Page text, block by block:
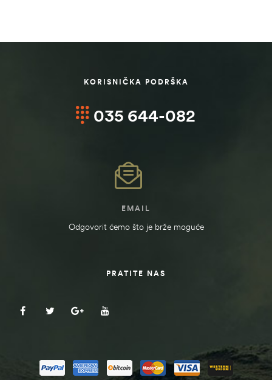
KORISNIČKA PODRŠKA
035 644-082
EMAIL
Odgovorit ćemo što je brže moguće
PRATITE NAS